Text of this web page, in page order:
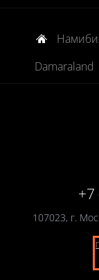
Damaraland
+7
107023, г.